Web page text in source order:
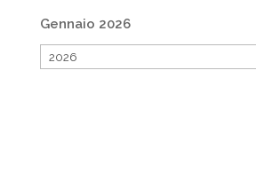
Gennaio 2026